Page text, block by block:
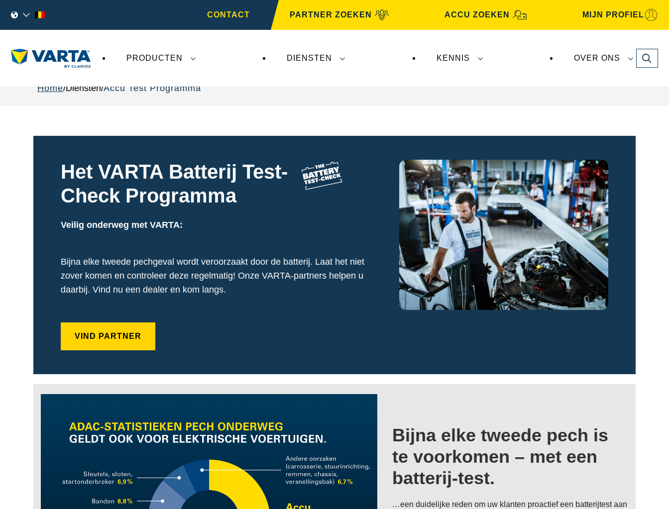
CONTACT PARTNER ZOEKEN ACCU ZOEKEN MIJN PROFIEL
PRODUCTEN DIENSTEN KENNIS OVER ONS Search
Home Diensten Accu Test Programma
Het VARTA Batterij Test-
Check Programma
Veilig onderweg met VARTA:
Bijna elke tweede pechgeval wordt veroorzaakt door de batterij. Laat het niet
zover komen en controleer deze regelmatig! Onze VARTA-partners helpen u
daarbij. Vind nu een dealer en kom langs.
VIND PARTNER
Bijna elke tweede pech is
te voorkomen – met een
batterij-test.
…een duidelijke reden om uw klanten proactief een batterijtest aan